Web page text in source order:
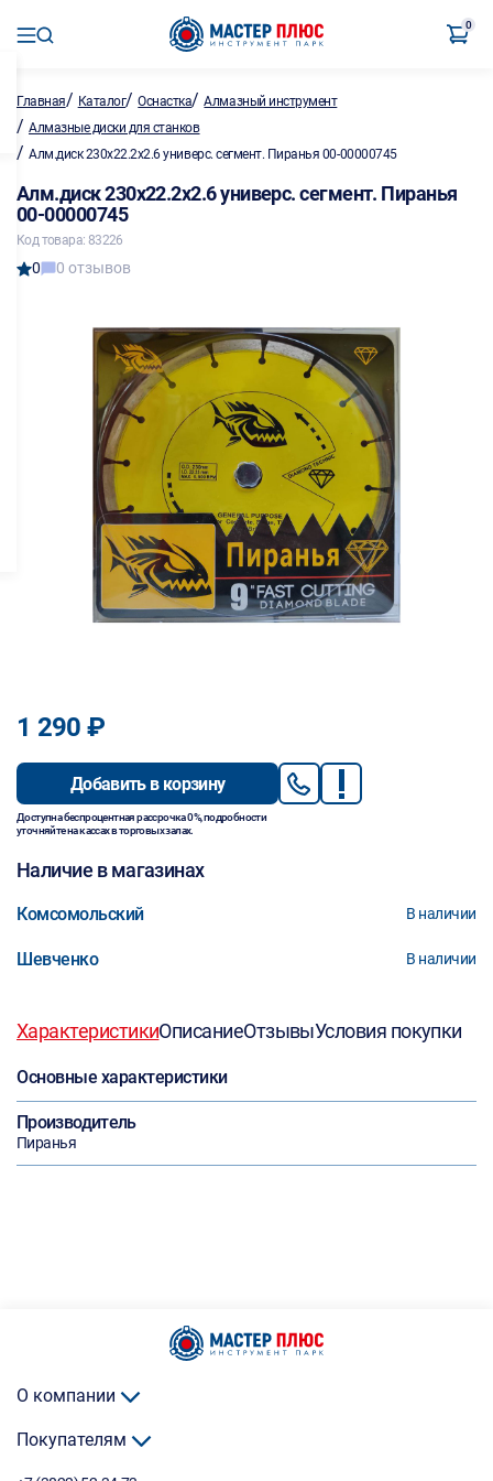
0
Главная/ Каталог/Оснастка/Алмазный инструмент
/ Алмазные диски для станков
/ Алм.диск 230х22.2х2.6 универс. сегмент. Пиранья 00-00000745
Алм.диск 230х22.2х2.6 универс. сегмент. Пиранья
00-00000745
Код товара: 83226
0 0 отзывов
1 290 ₽
Добавить в корзину
Доступна беспроцентная рассрочка 0%, подробности
уточняйте на кассах в торговых залах.
Наличие в магазинах
Комсомольский В наличии
Шевченко В наличии
ХарактеристикиОписаниеОтзывыУсловия покупки
Основные характеристики
Производитель
Пиранья
О компании
Покупателям